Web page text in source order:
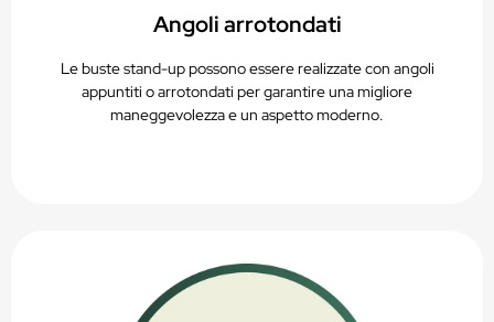
Angoli arrotondati
Le buste stand-up possono essere realizzate con angoli
appuntiti o arrotondati per garantire una migliore
maneggevolezza e un aspetto moderno.